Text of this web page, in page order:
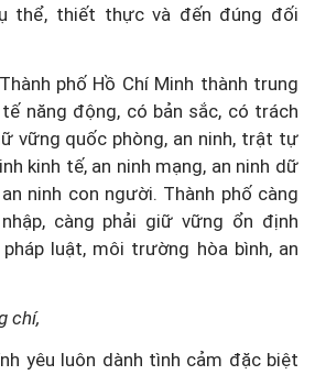
thể, thiết thực và đến đúng đối
phố Hồ Chí Minh thành trung
năng động, có bản sắc, có trách
vững quốc phòng, an ninh, trật tự
kinh tế, an ninh mạng, an ninh dữ
ninh con người. Thành phố càng
càng phải giữ vững ổn định
luật, môi trường hòa bình, an
chí,
yêu luôn dành tình cảm đặc biệt